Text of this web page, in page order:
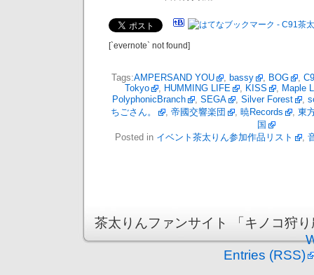
[`evernote` not found]
Tags:AMPERSAND YOU , bassy , BOG ,
Tokyo
HUMMING LIFE KISS
Maple
PolyphonicBranch
SEGA Silver Forest
ちごさん。
帝國交響楽団 暁Records
東
国
Posted in イベント茶太りん参加作品リスト
茶太りんファンサイト 「キノコ
Entries (RSS)